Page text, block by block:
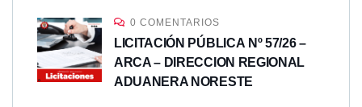
0 COMENTARIOS
LICITACIÓN PÚBLICA Nº 57/26 –
ARCA – DIRECCION REGIONAL
ADUANERA NORESTE